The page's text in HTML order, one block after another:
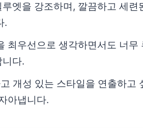
루엣을 강조하며, 깔끔하고 세련
.
최우선으로 생각하면서도 너무
다.
개성 있는 스타일을 연출하고
아냅니다.